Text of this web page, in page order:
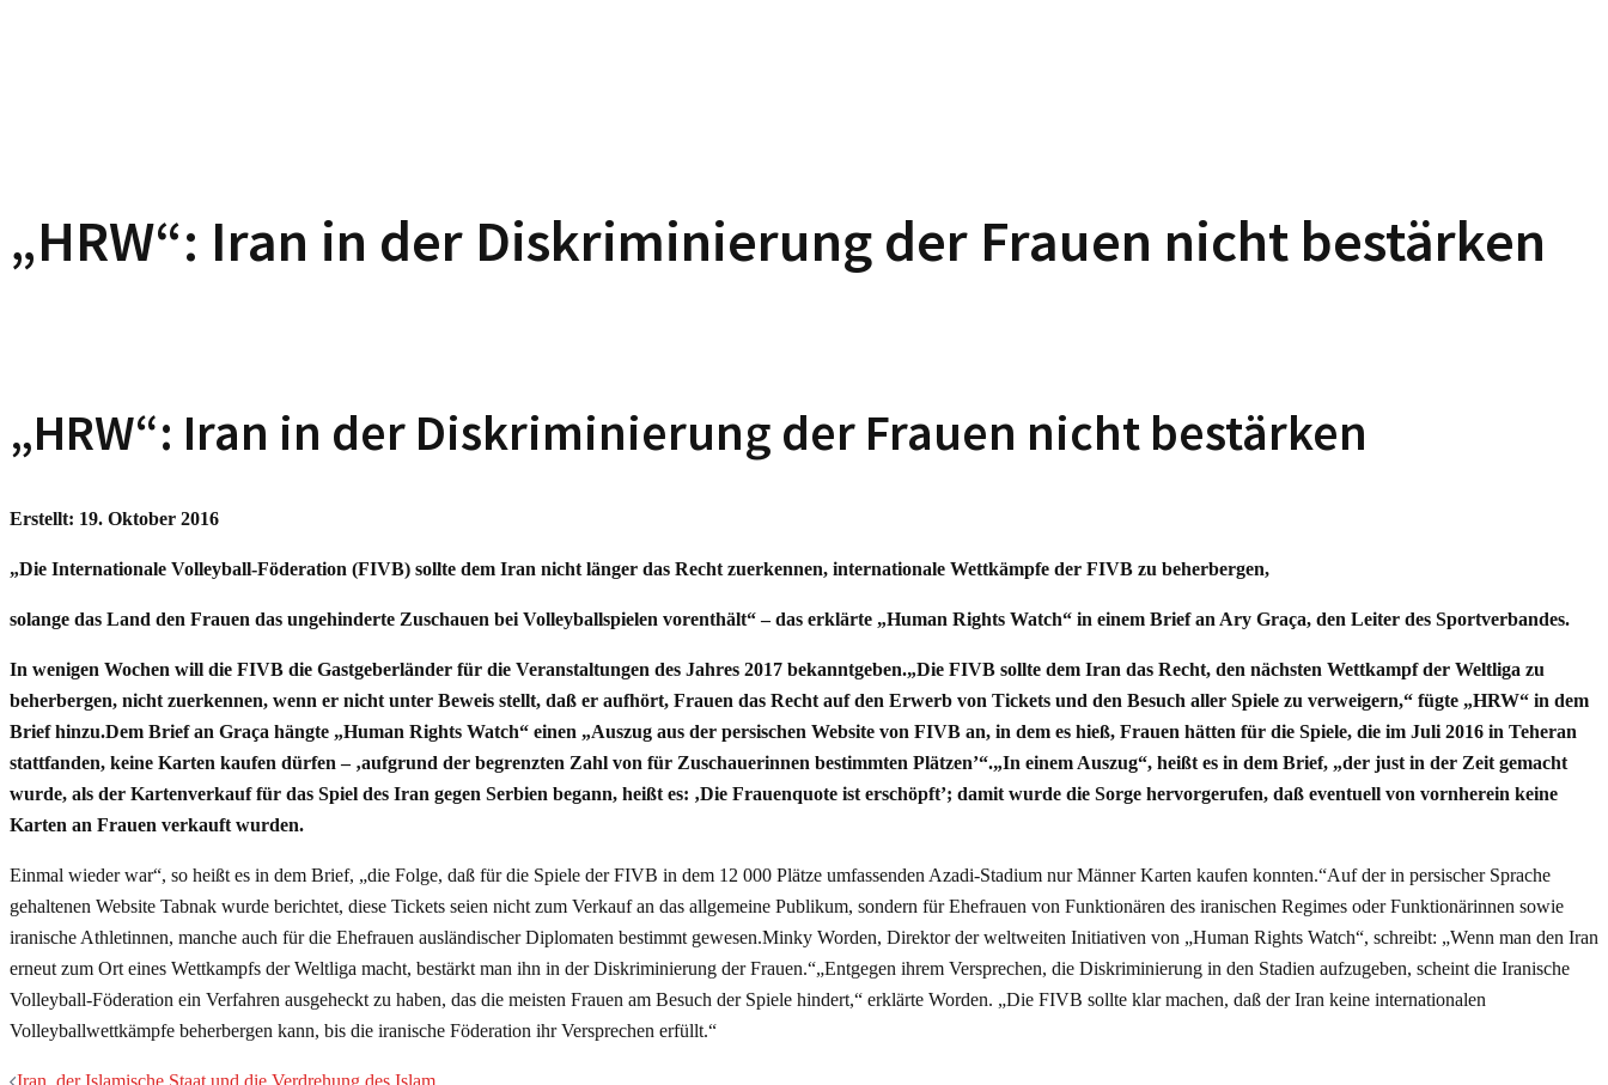
„HRW“: Iran in der Diskriminierung der Frauen nicht bestärken
„HRW“: Iran in der Diskriminierung der Frauen nicht bestärken
Erstellt: 19. Oktober 2016
„Die Internationale Volleyball-Föderation (FIVB) sollte dem Iran nicht länger das Recht zuerkennen, internationale Wettkämpfe der FIVB zu beherbergen,
solange das Land den Frauen das ungehinderte Zuschauen bei Volleyballspielen vorenthält“ – das erklärte „Human Rights Watch“ in einem Brief an Ary Graça, den Leiter des Sportverbandes.
In wenigen Wochen will die FIVB die Gastgeberländer für die Veranstaltungen des Jahres 2017 bekanntgeben.„Die FIVB sollte dem Iran das Recht, den nächsten Wettkampf der Weltliga zu
beherbergen, nicht zuerkennen, wenn er nicht unter Beweis stellt, daß er aufhört, Frauen das Recht auf den Erwerb von Tickets und den Besuch aller Spiele zu verweigern,“ fügte „HRW“ in dem
Brief hinzu.Dem Brief an Graça hängte „Human Rights Watch“ einen „Auszug aus der persischen Website von FIVB an, in dem es hieß, Frauen hätten für die Spiele, die im Juli 2016 in Teheran
stattfanden, keine Karten kaufen dürfen – ‚aufgrund der begrenzten Zahl von für Zuschauerinnen bestimmten Plätzen’“.„In einem Auszug“, heißt es in dem Brief, „der just in der Zeit gemacht
wurde, als der Kartenverkauf für das Spiel des Iran gegen Serbien begann, heißt es: ‚Die Frauenquote ist erschöpft’; damit wurde die Sorge hervorgerufen, daß eventuell von vornherein keine
Karten an Frauen verkauft wurden.
Einmal wieder war“, so heißt es in dem Brief, „die Folge, daß für die Spiele der FIVB in dem 12 000 Plätze umfassenden Azadi-Stadium nur Männer Karten kaufen konnten.“Auf der in persischer Sprache
gehaltenen Website Tabnak wurde berichtet, diese Tickets seien nicht zum Verkauf an das allgemeine Publikum, sondern für Ehefrauen von Funktionären des iranischen Regimes oder Funktionärinnen sowie
iranische Athletinnen, manche auch für die Ehefrauen ausländischer Diplomaten bestimmt gewesen.Minky Worden, Direktor der weltweiten Initiativen von „Human Rights Watch“, schreibt: „Wenn man den Iran
erneut zum Ort eines Wettkampfs der Weltliga macht, bestärkt man ihn in der Diskriminierung der Frauen.“„Entgegen ihrem Versprechen, die Diskriminierung in den Stadien aufzugeben, scheint die Iranische
Volleyball-Föderation ein Verfahren ausgeheckt zu haben, das die meisten Frauen am Besuch der Spiele hindert,“ erklärte Worden. „Die FIVB sollte klar machen, daß der Iran keine internationalen
Volleyballwettkämpfe beherbergen kann, bis die iranische Föderation ihr Versprechen erfüllt.“
Iran, der Islamische Staat und die Verdrehung des Islam